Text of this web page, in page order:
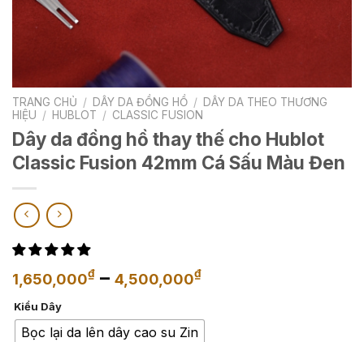
TRANG CHỦ / DÂY DA ĐỒNG HỒ / DÂY DA THEO THƯƠNG
HIỆU / HUBLOT / CLASSIC FUSION
Dây da đồng hồ thay thế cho Hublot
Classic Fusion 42mm Cá Sấu Màu Đen
1,650,000₫ – 4,500,000₫Khoảng
từ
Kiểu Dây
Bọc lại da lên dây cao su Zin